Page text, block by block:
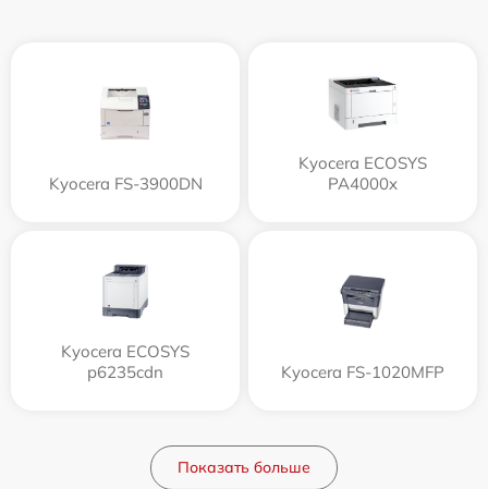
Kyocera FS-3900DN
Kyocera ECOSYS
PA4000x
Kyocera ECOSYS
p6235cdn
Kyocera FS-1020MFP
Показать больше